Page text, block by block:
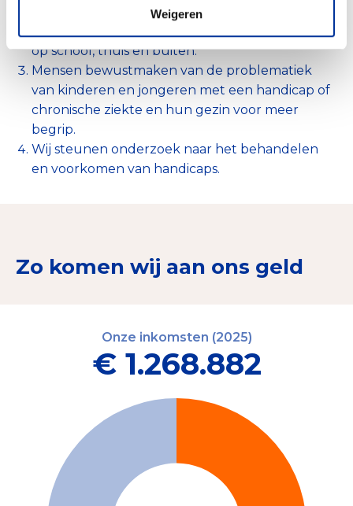
Weigeren
Wij initiëren en steunen projecten zodat
op school, thuis en buiten.
Mensen bewustmaken van de problematiek
van kinderen en jongeren met een handicap of
chronische ziekte en hun gezin voor meer
begrip.
Wij steunen onderzoek naar het behandelen
en voorkomen van handicaps.
Zo komen wij aan ons geld
Onze inkomsten (2025)
€ 1.268.882